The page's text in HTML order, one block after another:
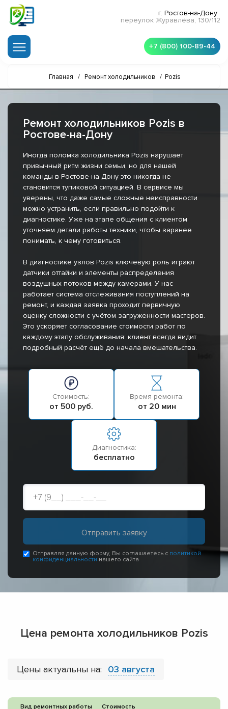
г. Ростов-на-Дону
переулок Журавлёва, 130/112
+7 (800) 100-89-44
Главная / Ремонт холодильников / Pozis
Ремонт холодильников Pozis в
Ростове-на-Дону
Иногда поломка холодильника Pozis нарушает
привычный ритм жизни семьи, но для нашей
команды в Ростове-на-Дону это никогда не
становится тупиковой ситуацией. В сервисе мы
уверены, что даже самые сложные неисправности
можно устранить, если правильно подойти к
диагностике. Уже на этапе общения с клиентом
уточняем детали работы техники, чтобы заранее
понимать, к чему готовиться.
В диагностике узлов Pozis ключевую роль играют
датчики оттайки и элементы распределения
воздушных потоков между камерами. У нас
работает система отслеживания поступлений на
ремонт, и каждая заявка проходит первичную
оценку сложности с учётом загруженности мастеров.
Это ускоряет согласование стоимости работ по
каждому этапу обслуживания: клиент всегда видит
подробный расчёт ещё до начала вмешательства.
Стоимость:
от 500 руб.
Время ремонта:
от 20 мин
Диагностика:
бесплатно
Отправляя данную форму, Вы соглашаетесь с политикой
конфиденциальности нашего сайта
Цена ремонта холодильников Pozis
Цены актуальны на: 03 августа
Вид ремонтных работы Стоимость